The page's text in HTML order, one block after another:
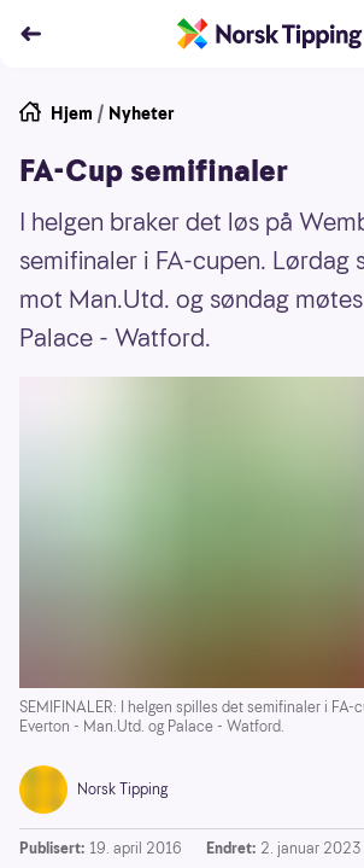
Hjem / Nyheter
FA-Cup semifinaler
I helgen braker det løs på
semifinaler i FA-cupen. Lørdag
mot Man.Utd. og søndag
Palace - Watford.
SEMIFINALER: I helgen spilles det semifinaler i FA-
Everton - Man.Utd. og Palace - Watford.
Norsk Tipping
Publisert: 19. april 2016 Endret: 2. januar 2023